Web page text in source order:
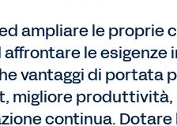
ampliare le proprie
le esigenze
vantaggi di portata
migliore
continua.